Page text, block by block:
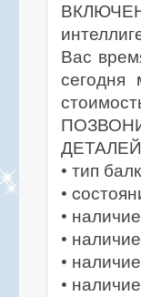
Вас
• тип
•
•
•
•
•